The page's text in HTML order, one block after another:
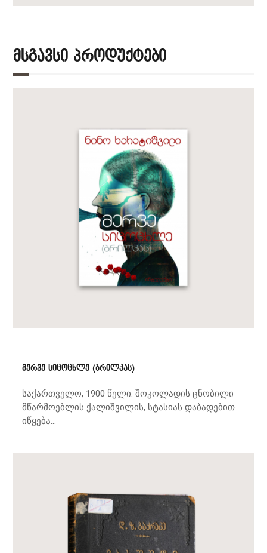
Მსგავსი Პროდუქტები
მერვე სიცოცხლე (ბრილკას)
საქართველო, 1900 წელი: შოკოლადის ცნობილი
მწარმოებლის ქალიშვილის, სტასიას დაბადებით
იწყება...